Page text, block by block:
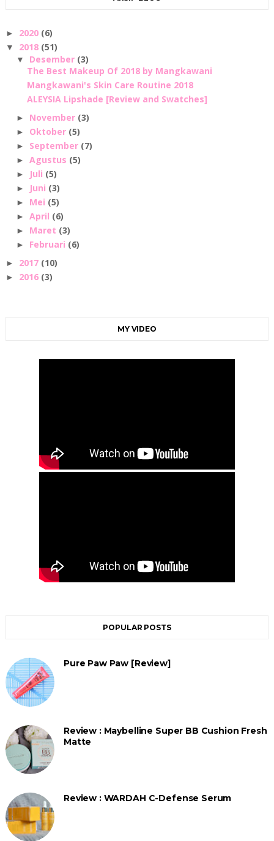
► 2020 (6)
▼ 2018 (51)
▼ Desember (3)
The Best Makeup Of 2018 by Mangkawani
Mangkawani's Skin Care Routine 2018
ALEYSIA Lipshade [Review and Swatches]
► November (3)
► Oktober (5)
► September (7)
► Agustus (5)
► Juli (5)
► Juni (3)
► Mei (5)
► April (6)
► Maret (3)
► Februari (6)
► 2017 (10)
► 2016 (3)
MY VIDEO
POPULAR POSTS
Pure Paw Paw [Review]
Review : Maybelline Super BB Cushion Fresh
Matte
Review : WARDAH C-Defense Serum